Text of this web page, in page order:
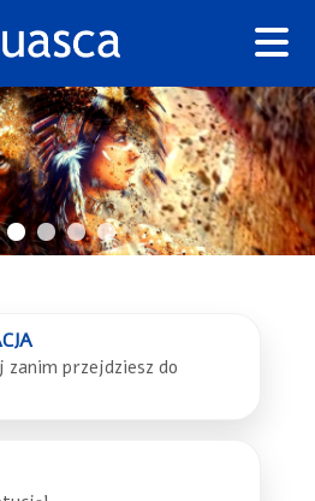
zanim przejdziesz do